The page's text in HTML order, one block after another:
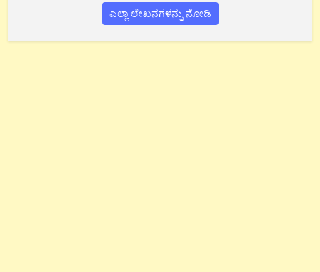
ಎಲ್ಲಾ ಲೇಖನಗಳನ್ನು ನೋಡಿ